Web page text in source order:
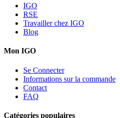
IGO
RSE
Travailler chez IGO
Blog
Mon IGO
Se Connecter
Informations sur la commande
Contact
FAQ
Catégories populaires